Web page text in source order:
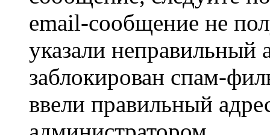
email-сообщение не
указали неправильный
заблокирован спам-
ввели правильный